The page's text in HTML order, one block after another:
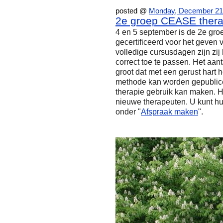
posted @ Monday, December
2e groep CEASE
4 en 5 september is de 2e
gecertificeerd voor het geven
volledige cursusdagen zijn
correct toe te passen. Het
groot dat met een gerust hart
methode kan worden
therapie gebruik kan maken.
nieuwe therapeuten. U kunt
onder "Afspraak maken".